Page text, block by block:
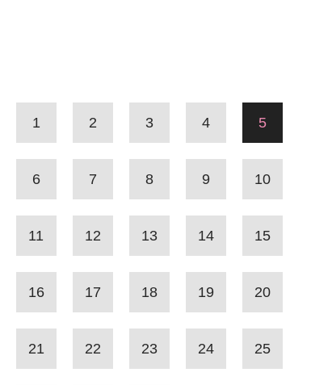
1 2 3 4 5
6 7 8 9 10
11 12 13 14 15
16 17 18 19 20
21 22 23 24 25